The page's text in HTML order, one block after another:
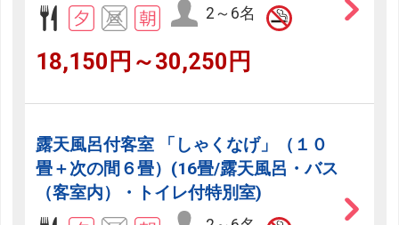
2～6名
18,150円～30,250円
露天風呂付客室 「しゃくなげ」（１０
畳＋次の間６畳）(16畳/露天風呂・バス
（客室内）・トイレ付特別室)